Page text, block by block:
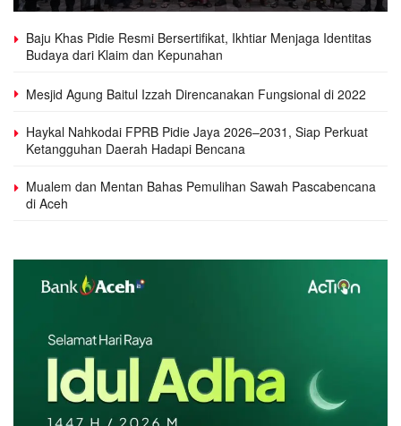
Baju Khas Pidie Resmi Bersertifikat, Ikhtiar Menjaga Identitas
Budaya dari Klaim dan Kepunahan
Mesjid Agung Baitul Izzah Direncanakan Fungsional di 2022
Haykal Nahkodai FPRB Pidie Jaya 2026–2031, Siap Perkuat
Ketangguhan Daerah Hadapi Bencana
Mualem dan Mentan Bahas Pemulihan Sawah Pascabencana
di Aceh